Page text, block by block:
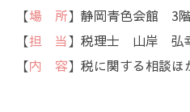
【場 所】静岡青色会館 3
【担 当】税理士 山岸 弘
【内 容】税に関する相談ほ